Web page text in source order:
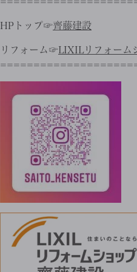
HPトップ☞齊藤建設
リフォーム☞LIXILリフォーム